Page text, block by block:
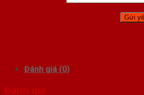
Đánh giá (0)
Đánh giá